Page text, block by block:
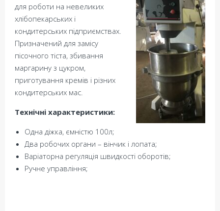
для роботи на невеликих
хлібопекарських і
кондитерських підприємствах.
Призначений для замісу
пісочного тіста, збивання
маргарину з цукром,
приготування кремів і різних
кондитерських мас.
Технічні характеристики:
Одна діжка, ємністю 100л;
Два робочих органи – вінчик і лопата;
Варіаторна регуляція швидкості оборотів;
Ручне управління;